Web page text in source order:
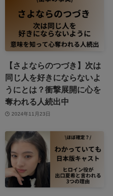
【さよならのつづき】次は
同じ人を好きにならないよ
うにとは？衝撃展開に心を
奪われる人続出中
2024年11月23日